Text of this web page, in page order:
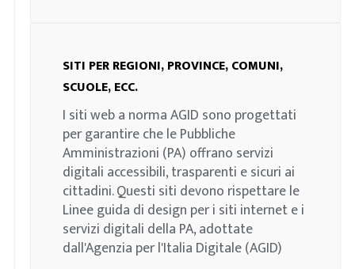
SITI PER REGIONI, PROVINCE, COMUNI,
SCUOLE, ECC.
I siti web a norma AGID sono progettati
per garantire che le Pubbliche
Amministrazioni (PA) offrano servizi
digitali accessibili, trasparenti e sicuri ai
cittadini. Questi siti devono rispettare le
Linee guida di design per i siti internet e i
servizi digitali della PA, adottate
dall'Agenzia per l'Italia Digitale (AGID)